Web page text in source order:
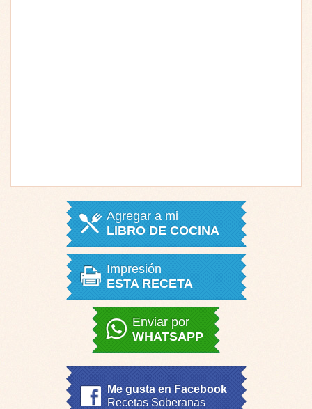
Agregar a mi
LIBRO DE COCINA
Impresión
ESTA RECETA
Enviar por
WHATSAPP
Me gusta en Facebook
Recetas Soberanas